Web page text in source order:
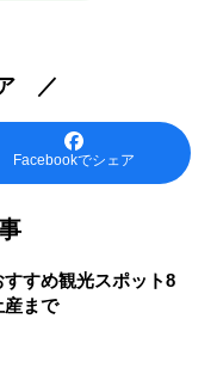
／
Facebookでシェア
すすめ観光スポット8
産まで